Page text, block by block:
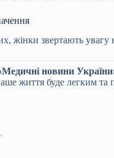
жінки звертають
новини
життя буде легким